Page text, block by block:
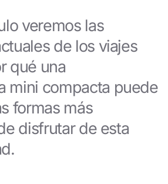
veremos las
de los viajes
qué una
mini compacta puede
formas más
disfrutar de esta